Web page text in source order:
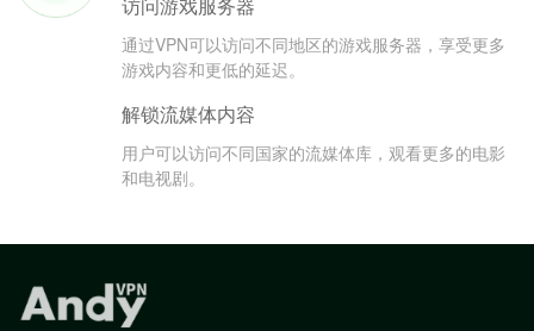
访问游戏服务器
通过VPN可以访问不同地区的游戏服务器，享受更多
游戏内容和更低的延迟。
解锁流媒体内容
用户可以访问不同国家的流媒体库，观看更多的电影
和电视剧。